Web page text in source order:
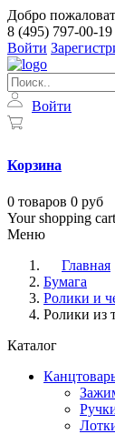
Добро
8 (495) 797-00-19
Войти
Войти
Корзина
0 товаров 0 руб
Your shopping
Меню
Главная
Бумага
Ролики и
Ролики из
Каталог